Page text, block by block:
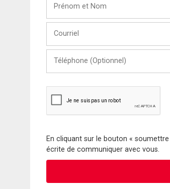
Nom
(Optionnel)
En cliquant sur le bouton «
écrite de communiquer avec vous.